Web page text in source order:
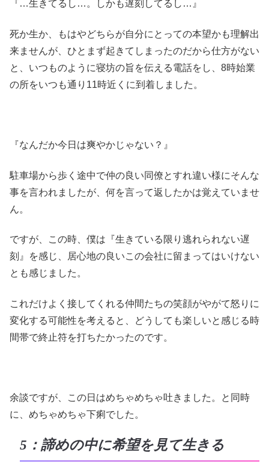
『…生きてるし…。しかも遅刻してるし…』
死か生か、もはやどちらが自分にとっての本望かも理解出
来ませんが、ひとまず起きてしまったのだから仕方がない
と、いつものように寝坊の旨を伝える電話をし、8時始業
の所をいつも通り11時近くに到着しました。
『なんだか今日は爽やかじゃない？』
駐車場から歩く途中で仲の良い同僚とすれ違い様にそんな
事を言われましたが、何を言って返したかは覚えていませ
ん。
ですが、この時、僕は『生きている限り逃れられない遅
刻』を感じ、居心地の良いこの会社に留まってはいけない
とも感じました。
これだけよく接してくれる仲間たちの笑顔がやがて怒りに
変化する可能性を考えると、どうしても楽しいと感じる時
間帯で終止符を打ちたかったのです。
余談ですが、この日はめちゃめちゃ吐きました。と同時
に、めちゃめちゃ下痢でした。
5：諦めの中に希望を見て生きる